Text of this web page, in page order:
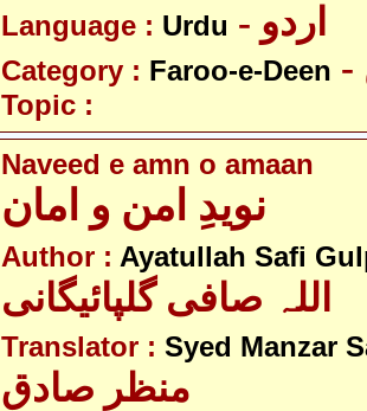
Language : Urdu - اردو
Category : Faroo-e-Deen
Topic :
Naveed e amn o amaan
نویدِ امن و امان
Author : Ayatullah Safi
اللہ صافی گلپائیگانی
Translator : Syed Manzar
منظر صادق